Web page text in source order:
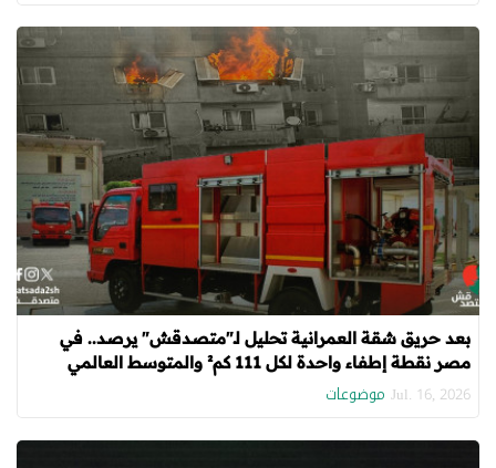
بعد حريق شقة العمرانية تحليل لـ"متصدقش" يرصد.. في
مصر نقطة إطفاء واحدة لكل 111 كم² والمتوسط العالمي
"نقطة لكل 19.5 كم²"
Jul. 16, 2026 موضوعات